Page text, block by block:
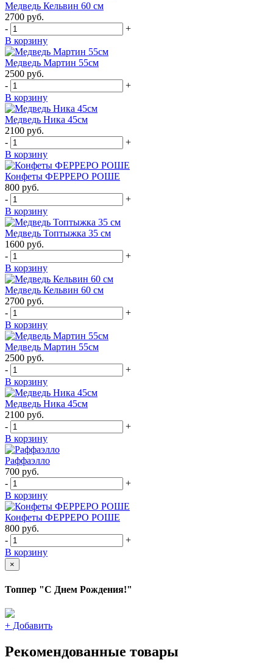
Медведь Кельвин 60 см
2700 руб.
-
+
В корзину
Медведь Мартин 55см
2500 руб.
-
+
В корзину
Медведь Ника 45см
2100 руб.
-
+
В корзину
Конфеты ФЕРРЕРО РОШЕ
800 руб.
-
+
В корзину
Медведь Топтыжка 35 см
1600 руб.
-
+
В корзину
Медведь Кельвин 60 см
2700 руб.
-
+
В корзину
Медведь Мартин 55см
2500 руб.
-
+
В корзину
Медведь Ника 45см
2100 руб.
-
+
В корзину
Раффаэлло
700 руб.
-
+
В корзину
Конфеты ФЕРРЕРО РОШЕ
800 руб.
-
+
В корзину
×
Топпер "С Днем Рождения!"
+ Добавить
Рекомендованные товары